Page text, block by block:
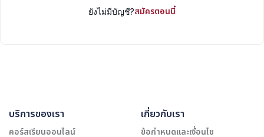
ยังไม่มีบัญชี?สมัครตอนนี้
บริการของเรา
คอร์สเรียนออนไลน์
เกี่ยวกับเรา
ข้อกำหนดและเงื่อนไข